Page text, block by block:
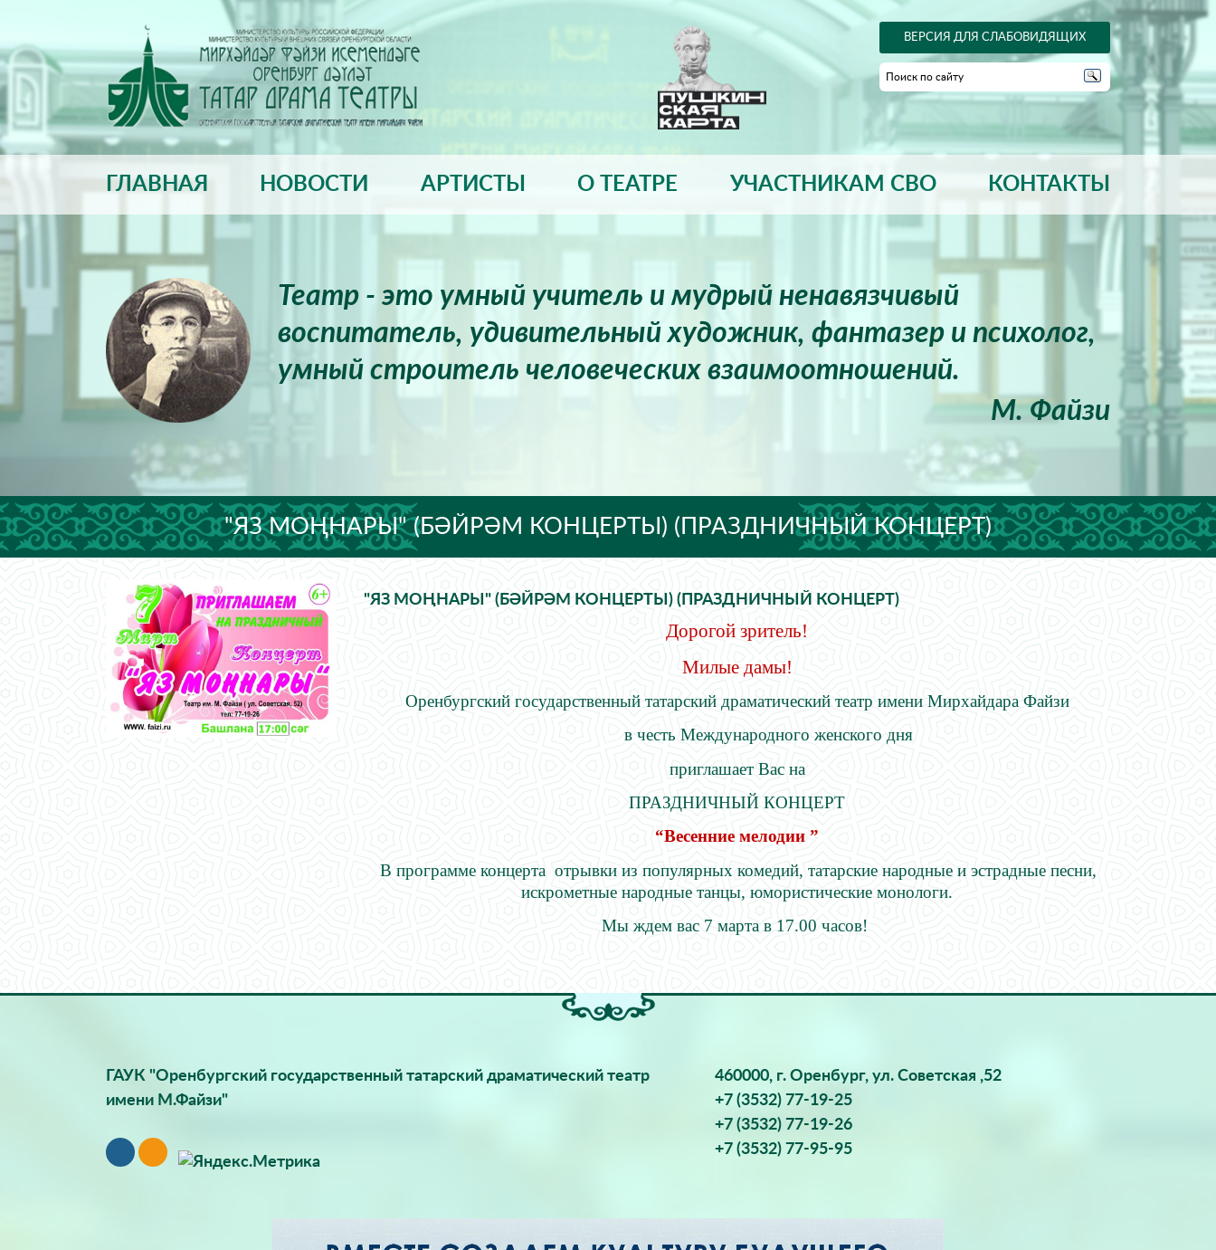
ВЕРСИЯ ДЛЯ СЛАБОВИДЯЩИХ
ГЛАВНАЯ НОВОСТИ АРТИСТЫ О ТЕАТРЕ УЧАСТНИКАМ СВО КОНТАКТЫ
Театр - это умный учитель и мудрый ненавязчивый
воспитатель, удивительный художник, фантазер и психолог,
умный строитель человеческих взаимоотношений.
М. Файзи
"ЯЗ МОҢНАРЫ" (БӘЙРӘМ КОНЦЕРТЫ) (ПРАЗДНИЧНЫЙ КОНЦЕРТ)
"ЯЗ МОҢНАРЫ" (БӘЙРӘМ КОНЦЕРТЫ) (ПРАЗДНИЧНЫЙ КОНЦЕРТ)
Дорогой зритель!
Милые дамы!
Оренбургский государственный татарский драматический театр имени Мирхайдара Файзи
в честь Международного женского дня
приглашаетВас на
ПРАЗДНИЧНЫЙ КОНЦЕРТ
“Весенние мелодии ”
В программе концерта отрывки из популярных комедий, татарские народные и эстрадные песни,
искрометные народные танцы, юмористические монологи.
Мы ждем вас 7 марта в 17.00 часов!
ГАУК "Оренбургский государственный татарский драматический театр
имени М.Файзи"
460000, г. Оренбург, ул. Советская ,52
+7 (3532) 77-19-25
+7 (3532) 77-19-26
+7 (3532) 77-95-95